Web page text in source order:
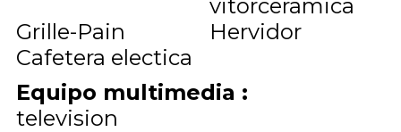
vitorceramica
Grille-Pain
Hervidor
Cafetera electica
Equipo multimedia :
television